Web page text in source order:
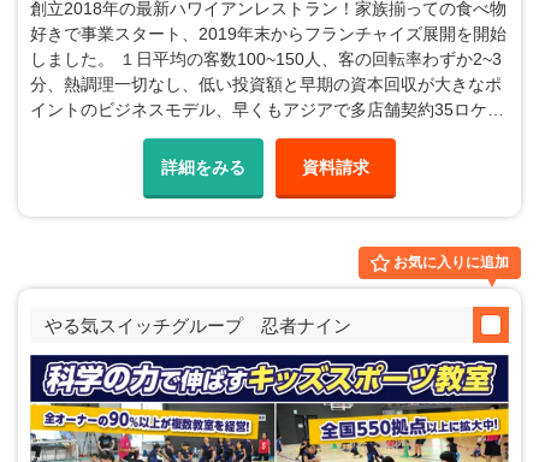
創立2018年の最新ハワイアンレストラン！家族揃っての食べ物
好きで事業スタート、2019年末からフランチャイズ展開を開始
しました。 １日平均の客数100~150人、客の回転率わずか2~3
分、熱調理一切なし、低い投資額と早期の資本回収が大きなポ
イントのビジネスモデル、早くもアジアで多店舗契約35ロケ…
詳細をみる 資料請求
お気に入りに追加
やる気スイッチグループ 忍者ナイン